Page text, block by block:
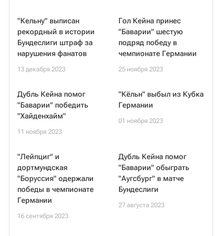
"Кельну" выписан
рекордный в истории
Бундеслиги штраф за
нарушения фанатов
13 декабря 2023
Гол Кейна принес
"Баварии" шестую
подряд победу в
чемпионате Германии
25 ноября 2023
Дубль Кейна помог
"Баварии" победить
"Хайденхайм"
11 ноября 2023
"Кёльн" выбыл из Кубка
Германии
01 ноября 2023
"Лейпциг" и
дортмундская
"Боруссия" одержали
победы в чемпионате
Германии
16 сентября 2023
Дубль Кейна помог
"Баварии" обыграть
"Аугсбург" в матче
Бундеслиги
27 августа 2023